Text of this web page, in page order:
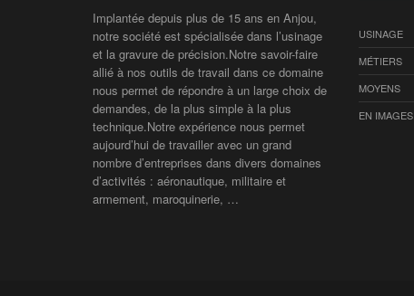
Implantée depuis plus de 15 ans en Anjou,
notre société est spécialisée dans l’usinage
et la gravure de précision.Notre savoir-faire
allié à nos outils de travail dans ce domaine
nous permet de répondre à un large choix de
demandes, de la plus simple à la plus
technique.Notre expérience nous permet
aujourd’hui de travailler avec un grand
nombre d’entreprises dans divers domaines
d’activités : aéronautique, militaire et
armement, maroquinerie, …
USINAGE
MÉTIERS
MOYENS
EN IMAGES